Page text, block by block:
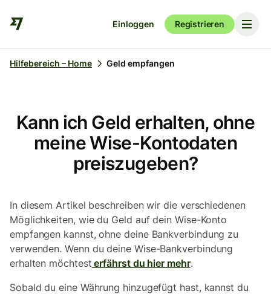
Einloggen Registrieren
Hilfebereich – Home Geld empfangen
Kann ich Geld erhalten, ohne
meine Wise-Kontodaten
preiszugeben?
In diesem Artikel beschreiben wir die verschiedenen
Möglichkeiten, wie du Geld auf dein Wise-Konto
empfangen kannst, ohne deine Bankverbindung zu
verwenden. Wenn du deine Wise-Bankverbindung
erhalten möchtest erfährst du hier mehr.
Sobald du eine Währung hinzugefügt hast, kannst du